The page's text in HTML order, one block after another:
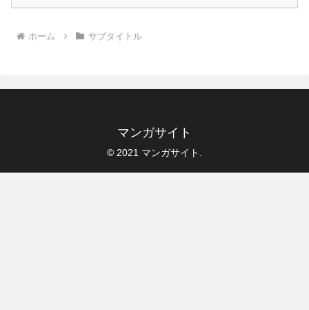
ホーム サブタイトル
マンガサイト
© 2021 マンガサイト.